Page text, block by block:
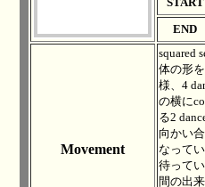
END
Movement
squared
体の形
様、4
の横に
る2
向かい
なって
待って
間の出